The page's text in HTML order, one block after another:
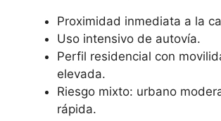
Proximidad inmediata a la
Uso intensivo de autovía.
Perfil residencial con
elevada.
Riesgo mixto: urbano
rápida.